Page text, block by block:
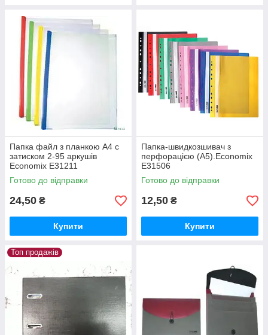
Папка файл з планкою А4 с
затиском 2-95 аркушів
Economix E31211
Готово до відправки
24,50 ₴
Купити
Папка-швидкозшивач з
перфорацією (А5).Economix
E31506
Готово до відправки
12,50 ₴
Купити
Топ продажів